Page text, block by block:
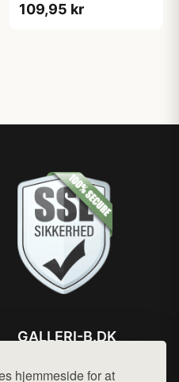
hjemmeside for at
109,95 kr
GALLERI-B.DK